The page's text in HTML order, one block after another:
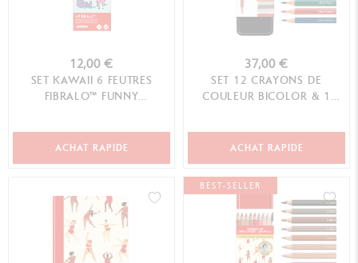
12,00 €
SET KAWAII 6 FEUTRES
FIBRALO™ FUNNY
ACHAT RAPIDE
37,00 €
SET 12 CRAYONS DE
COULEUR BICOLOR & 1
ACHAT RAPIDE
BEST-SELLER